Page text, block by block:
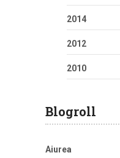
2014
2012
2010
Blogroll
Aiurea